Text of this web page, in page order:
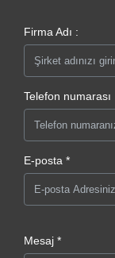
Firma Adı :
Telefon numarası
E-posta *
Mesaj *